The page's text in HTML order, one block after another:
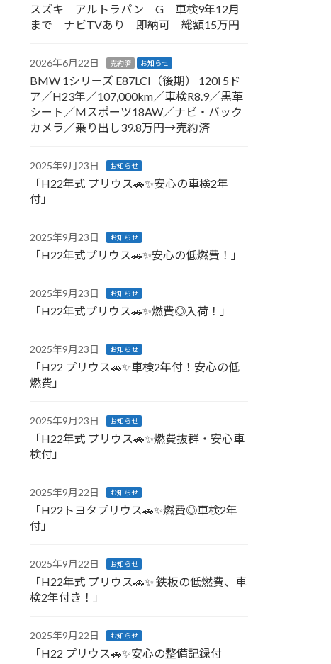
スズキ アルトラパン G 車検9年12月
まで ナビTVあり 即納可 総額15万円
2026年6月22日 売約済 お知らせ
BMW 1シリーズ E87LCI（後期） 120i 5ド
ア／H23年／107,000km／車検R8.9／黒革
シート／Mスポーツ18AW／ナビ・バック
カメラ／乗り出し39.8万円→売約済
2025年9月23日 お知らせ
「H22年式 プリウス🚗✨安心の車検2年
付」
2025年9月23日 お知らせ
「H22年式プリウス🚗✨安心の低燃費！」
2025年9月23日 お知らせ
「H22年式プリウス🚗✨燃費◎入荷！」
2025年9月23日 お知らせ
「H22 プリウス🚗✨車検2年付！安心の低
燃費」
2025年9月23日 お知らせ
「H22年式 プリウス🚗✨燃費抜群・安心車
検付」
2025年9月22日 お知らせ
「H22トヨタプリウス🚗✨燃費◎車検2年
付」
2025年9月22日 お知らせ
「H22年式 プリウス🚗✨ 鉄板の低燃費、車
検2年付き！」
2025年9月22日 お知らせ
「H22 プリウス🚗✨安心の整備記録付